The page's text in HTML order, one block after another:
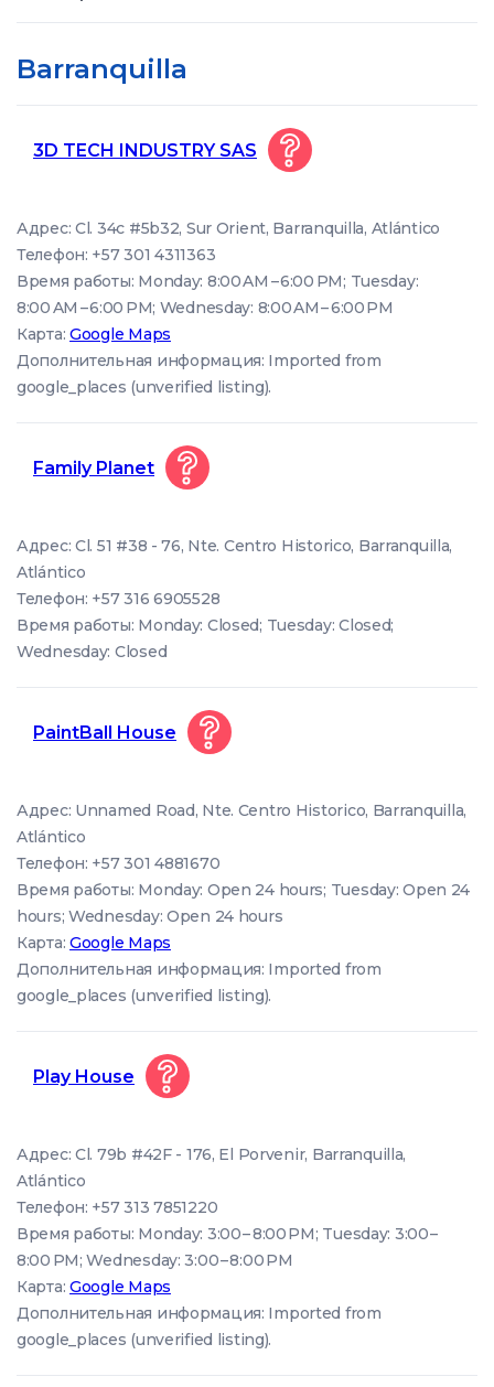
Barranquilla
3D TECH INDUSTRY SAS
Адрес: Cl. 34c #5b32, Sur Orient, Barranquilla, Atlántico
Телефон: +57 301 4311363
Время работы: Monday: 8:00 AM – 6:00 PM; Tuesday:
8:00 AM – 6:00 PM; Wednesday: 8:00 AM – 6:00 PM
Карта:Google Maps
Дополнительная информация: Imported from
google_places (unverified listing).
Family Planet
Адрес: Cl. 51 #38 - 76, Nte. Centro Historico, Barranquilla,
Atlántico
Телефон: +57 316 6905528
Время работы: Monday: Closed; Tuesday: Closed;
Wednesday: Closed
PaintBall House
Адрес: Unnamed Road, Nte. Centro Historico, Barranquilla,
Atlántico
Телефон: +57 301 4881670
Время работы: Monday: Open 24 hours; Tuesday: Open 24
hours; Wednesday: Open 24 hours
Карта:Google Maps
Дополнительная информация: Imported from
google_places (unverified listing).
Play House
Адрес: Cl. 79b #42F - 176, El Porvenir, Barranquilla,
Atlántico
Телефон: +57 313 7851220
Время работы: Monday: 3:00 – 8:00 PM; Tuesday: 3:00 –
8:00 PM; Wednesday: 3:00 – 8:00 PM
Карта:Google Maps
Дополнительная информация: Imported from
google_places (unverified listing).